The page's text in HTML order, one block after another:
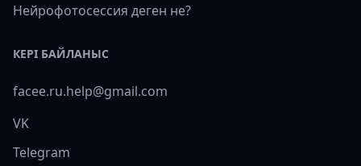
Нейрофотосессия деген не?
КЕРІ БАЙЛАНЫС
facee.ru.help@gmail.com
VK
Telegram